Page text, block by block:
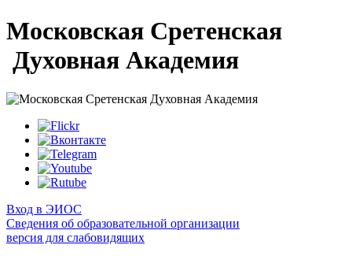
Московская Сретенская
Духовная Академия
Вход в ЭИОС
Сведения об образовательной организации
версия для слабовидящих